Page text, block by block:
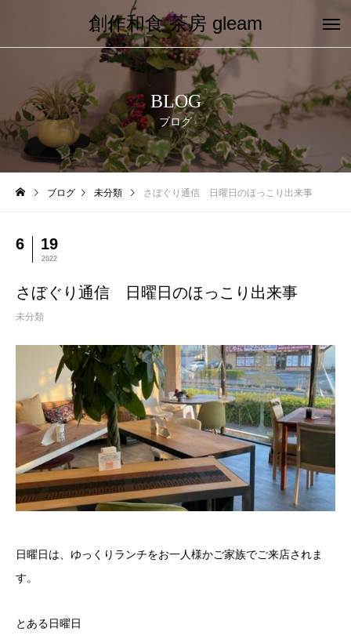
創作和食 茶房 gleam
BLOG
ブログ
ブログ 未分類 さぼぐり通信 日曜日のほっこり出来事
6 19
2022
さぼぐり通信 日曜日のほっこり出来事
未分類
日曜日は、ゆっくりランチをお一人様かご家族でご来店されま
す。
とある日曜日